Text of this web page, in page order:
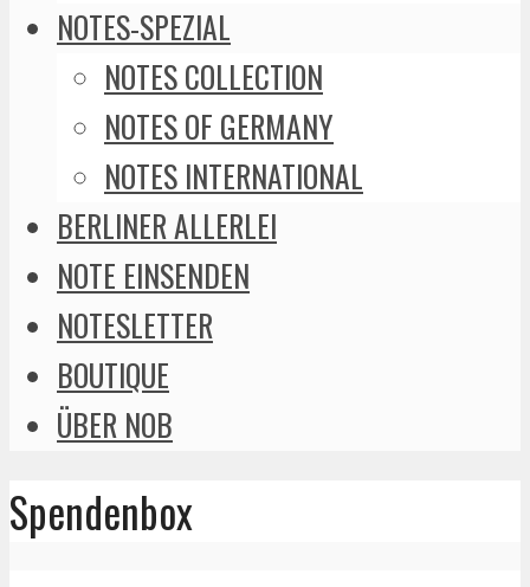
NOTES-SPEZIAL
NOTES COLLECTION
NOTES OF GERMANY
NOTES INTERNATIONAL
BERLINER ALLERLEI
NOTE EINSENDEN
NOTESLETTER
BOUTIQUE
ÜBER NOB
Spendenbox